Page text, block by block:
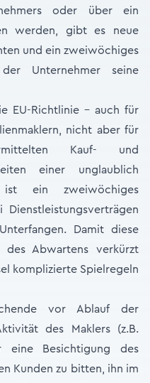
oder über ein
werden, gibt es neue
und ein zweiwöchiges
Unternehmer seine
EU-Richtlinie – auch für
nicht aber für
Kauf- und
einer unglaublich
ist ein zweiwöchiges
Damit diese
des Abwartens verkürzt
komplizierte Spielregeln
vor Ablauf der
des Maklers (z.B.
eine Besichtigung des
Kunden zu bitten, ihn im